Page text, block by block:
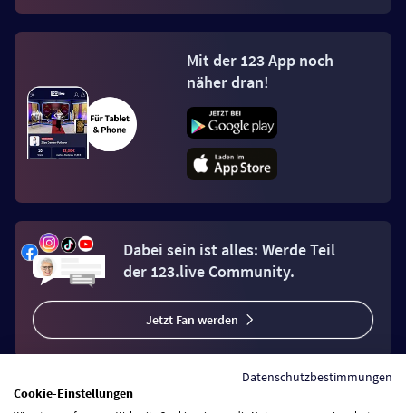
Mit der 123 App noch
näher dran!
Dabei sein ist alles: Werde Teil
der 123.live Community.
Jetzt Fan werden
Datenschutzbestimmungen
Cookie-Einstellungen